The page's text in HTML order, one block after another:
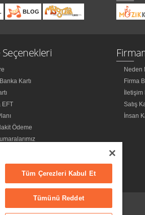
BLOG
Kartı
EFT
Ödeme
Neden
Firma
Satış
İnsan
Tüm Çerezleri Kabul Et
Tümünü Reddet